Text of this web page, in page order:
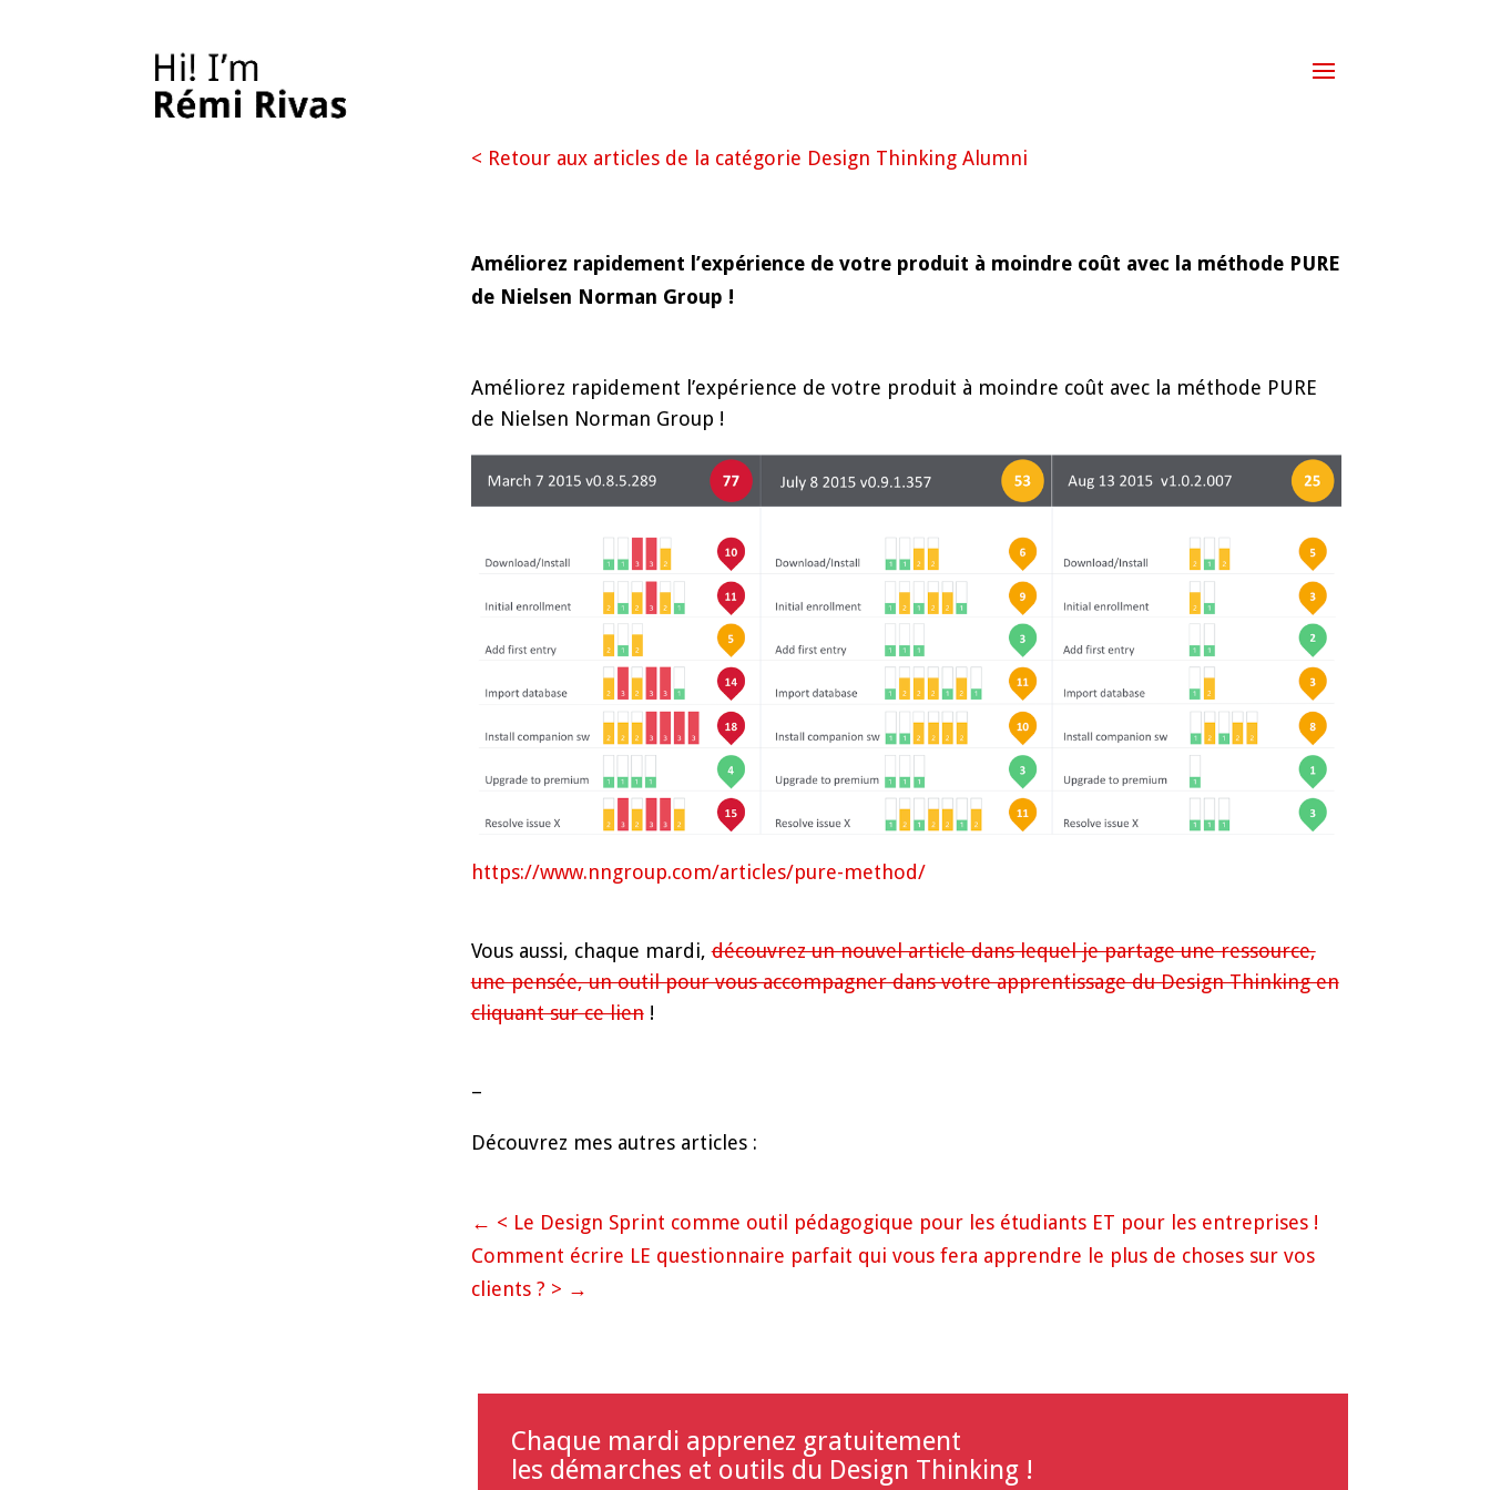
< Retour aux articles de la catégorie Design Thinking Alumni
Améliorez rapidement l’expérience de votre produit à moindre coût avec la méthode PURE
de Nielsen Norman Group !
Améliorez rapidement l’expérience de votre produit à moindre coût avec la méthode PURE
de Nielsen Norman Group !
https://www.nngroup.com/articles/pure-method/
Vous aussi, chaque mardi,découvrez un nouvel article dans lequel je partage une ressource,
une pensée, un outil pour vous accompagner dans votre apprentissage du Design Thinking en
cliquant sur ce lien!
–
Découvrez mes autres articles :
← < Le Design Sprint comme outil pédagogique pour les étudiants ET pour les entreprises !
Comment écrire LE questionnaire parfait qui vous fera apprendre le plus de choses sur vos
clients ? > →
Chaque mardi apprenez gratuitement
les démarches et outils du Design Thinking !